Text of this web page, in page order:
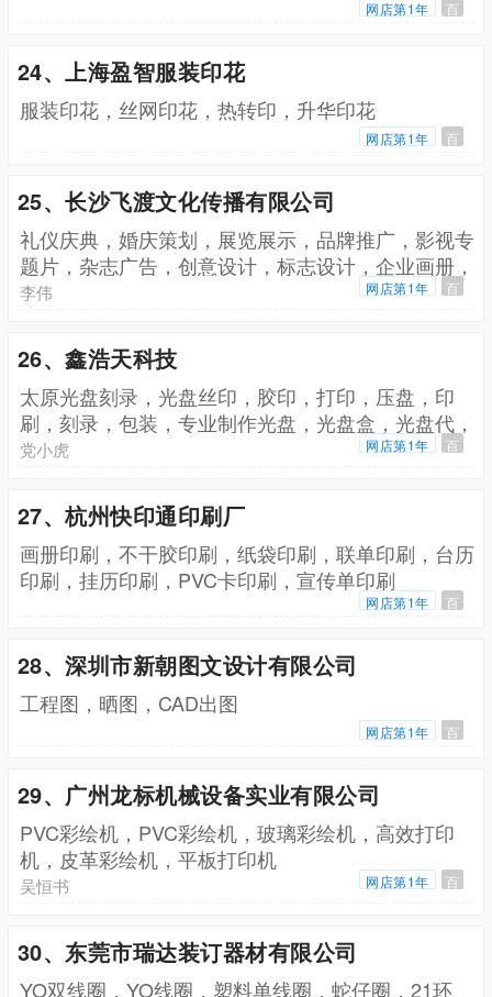
网店第1年 百
24、上海盈智服装印花
服装印花，丝网印花，热转印，升华印花
网店第1年 百
25、长沙飞渡文化传播有限公司
礼仪庆典，婚庆策划，展览展示，品牌推广，影视专
题片，杂志广告，创意设计，标志设计，企业画册，
产品画册，挂历台历，厂牌厂证
李伟 网店第1年 百
26、鑫浩天科技
太原光盘刻录，光盘丝印，胶印，打印，压盘，印
刷，刻录，包装，专业制作光盘，光盘盒，光盘代，
采集卡
党小虎 网店第1年 百
27、杭州快印通印刷厂
画册印刷，不干胶印刷，纸袋印刷，联单印刷，台历
印刷，挂历印刷，PVC卡印刷，宣传单印刷
网店第1年 百
28、深圳市新朝图文设计有限公司
工程图，晒图，CAD出图
网店第1年 百
29、广州龙标机械设备实业有限公司
PVC彩绘机，PVC彩绘机，玻璃彩绘机，高效打印
机，皮革彩绘机，平板打印机
吴恒书 网店第1年 百
30、东莞市瑞达装订器材有限公司
YO双线圈，YO线圈，塑料单线圈，蛇仔圈，21环